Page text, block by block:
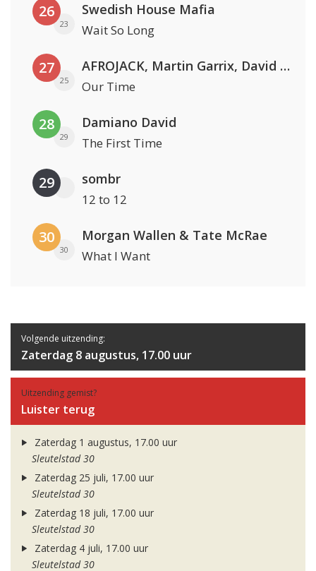
26
23
Swedish House Mafia
Wait So Long
27
25
AFROJACK, Martin Garrix, David Guetta & Amél
Our Time
28
29
Damiano David
The First Time
29 sombr
12 to 12
30
30
Morgan Wallen & Tate McRae
What I Want
Volgende uitzending:
Zaterdag 8 augustus, 17.00 uur
Uitzending gemist?
Luister terug
Zaterdag 1 augustus, 17.00 uur
Sleutelstad 30
Zaterdag 25 juli, 17.00 uur
Sleutelstad 30
Zaterdag 18 juli, 17.00 uur
Sleutelstad 30
Zaterdag 4 juli, 17.00 uur
Sleutelstad 30